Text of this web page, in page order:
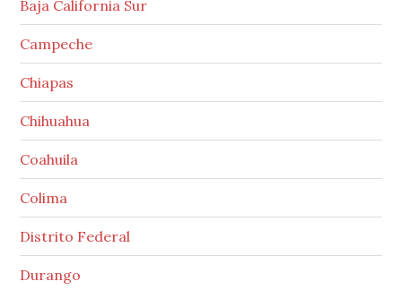
Baja California Sur
Campeche
Chiapas
Chihuahua
Coahuila
Colima
Distrito Federal
Durango